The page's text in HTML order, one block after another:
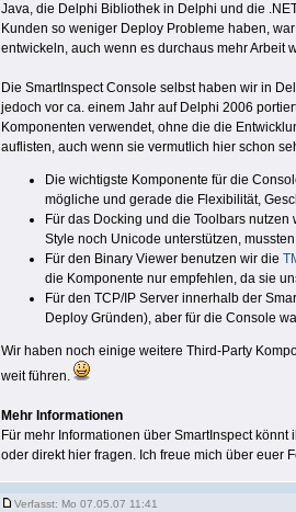
Java, die Delphi Bibliothek in Delphi und die
Kunden so weniger Deploy Probleme haben,
entwickeln, auch wenn es durchaus mehr Arbeit
Die SmartInspect Console selbst haben wir in
jedoch vor ca. einem Jahr auf Delphi 2006
Komponenten verwendet, ohne die die
auflisten, auch wenn sie vermutlich hier schon
Die wichtigste Komponente für die
mögliche und gerade die Flexibilität,
Für das Docking und die Toolbars nutzen
Style noch Unicode unterstützen,
Für den Binary Viewer benutzen wir die
die Komponente nur empfehlen, da sie
Für den TCP/IP Server innerhalb der
Deploy Gründen), aber für die Console
Wir haben noch einige weitere Third-Party
weit führen.
Mehr Informationen
Für mehr Informationen über SmartInspect
oder direkt hier fragen. Ich freue mich über euer
Verfasst: Mo 07.05.07 11:41